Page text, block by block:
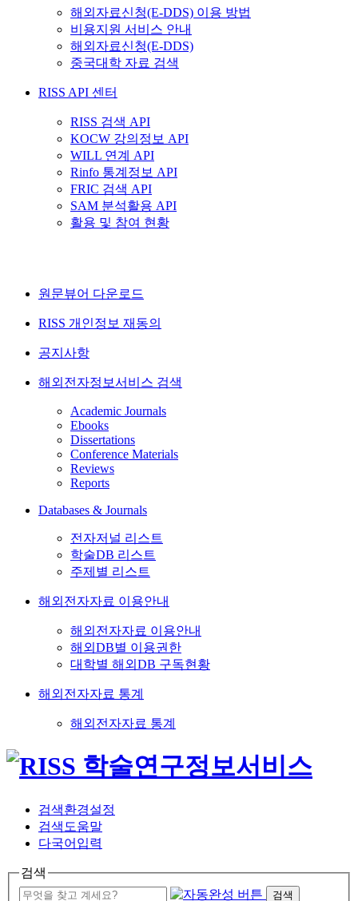
해외자료신청(E-DDS) 이용 방법
비용지원 서비스 안내
해외자료신청(E-DDS)
중국대학 자료 검색
RISS API 센터
RISS 검색 API
KOCW 강의정보 API
WILL 연계 API
Rinfo 통계정보 API
FRIC 검색 API
SAM 분석활용 API
활용 및 참여 현황
원문뷰어 다운로드
RISS 개인정보 재동의
공지사항
해외전자정보서비스 검색
Academic Journals
Ebooks
Dissertations
Conference Materials
Reviews
Reports
Databases & Journals
전자저널 리스트
학술DB 리스트
주제별 리스트
해외전자자료 이용안내
해외전자자료 이용안내
해외DB별 이용권한
대학별 해외DB 구독현황
해외전자자료 통계
해외전자자료 통계
검색환경설정
검색도움말
다국어입력
검색
검색